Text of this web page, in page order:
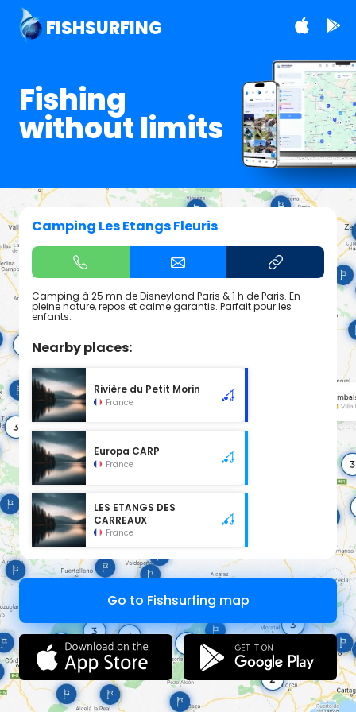
FISHSURFING
Fishing
without limits
Camping Les Etangs Fleuris
Camping à 25 mn de Disneyland Paris & 1 h de Paris. En
pleine nature, repos et calme garantis. Parfait pour les
enfants.
Nearby places:
Rivière du Petit Morin
France
Europa CARP
France
LES ETANGS DES
CARREAUX
France
Go to Fishsurfing map